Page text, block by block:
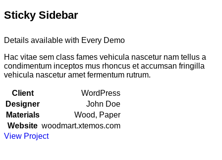
Sticky Sidebar
Details available with Every Demo
Hac vitae sem class fames vehicula nascetur nam tellus a
condimentum inceptos mus rhoncus et accumsan fringilla
vehicula nascetur amet fermentum rutrum.
Client
WordPress
Designer
John Doe
Materials
Wood, Paper
Website woodmart.xtemos.com
View Project